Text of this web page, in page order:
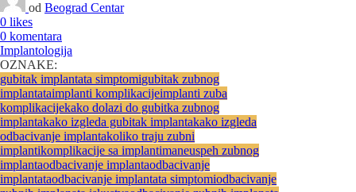
od Beograd Centar
0 likes
0 komentara
Implantologija
OZNAKE:
gubitak implantata simptomigubitak zubnog
implantataimplanti komplikacijeimplanti zuba
komplikacijekako dolazi do gubitka zubnog
implantakako izgleda gubitak implantakako izgleda
odbacivanje implantakoliko traju zubni
implantikomplikacije sa implantimaneuspeh zubnog
implantaodbacivanje implantaodbacivanje
implantataodbacivanje implantata simptomiodbacivanje